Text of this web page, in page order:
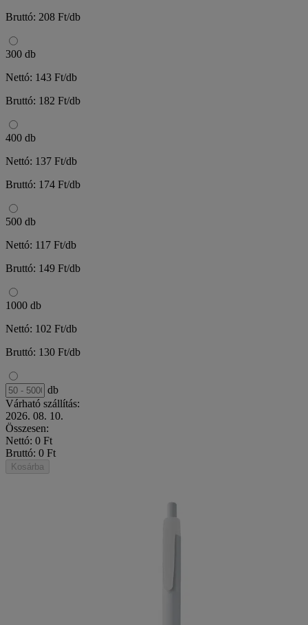
Bruttó: 208 Ft/db
300 db
Nettó: 143 Ft/db
Bruttó: 182 Ft/db
400 db
Nettó: 137 Ft/db
Bruttó: 174 Ft/db
500 db
Nettó: 117 Ft/db
Bruttó: 149 Ft/db
1000 db
Nettó: 102 Ft/db
Bruttó: 130 Ft/db
db
Várható szállítás:
2026. 08. 10.
Összesen:
Nettó: 0 Ft
Bruttó: 0 Ft
Kosárba